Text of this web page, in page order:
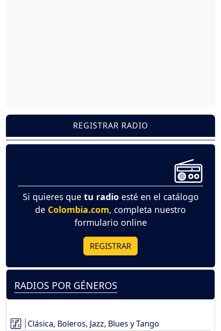
REGISTRAR RADIO
Si quieres que tu radio esté en el catálogo
de Colombia.com, completa nuestro
formulario online
REGISTRAR
RADIOS POR GÉNEROS
Clásica, Boleros, Jazz, Blues y Tango